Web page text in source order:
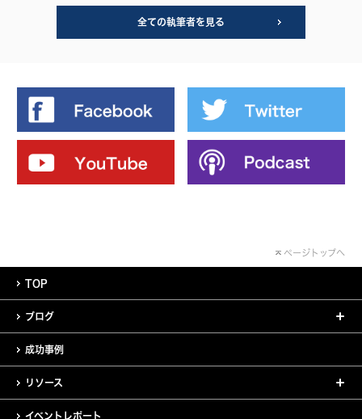
全ての執筆者を見る
ページトップへ
TOP
ブログ
成功事例
リソース
イベントレポート